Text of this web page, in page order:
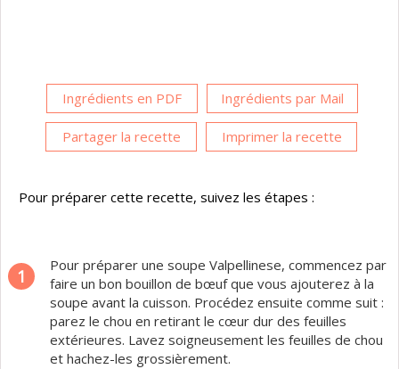
Ingrédients en PDF Ingrédients par Mail
Partager la recette Imprimer la recette
Pour préparer cette recette, suivez les étapes :
1
Pour préparer une soupe Valpellinese, commencez par
faire un bon bouillon de bœuf que vous ajouterez à la
soupe avant la cuisson. Procédez ensuite comme suit :
parez le chou en retirant le cœur dur des feuilles
extérieures. Lavez soigneusement les feuilles de chou
et hachez-les grossièrement.